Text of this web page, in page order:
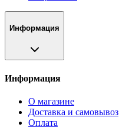
Информация
Информация
О магазине
Доставка и самовывоз
Оплата